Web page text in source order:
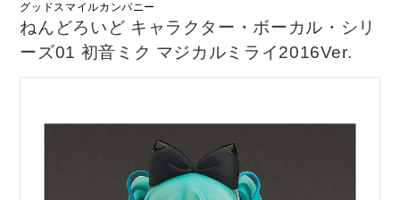
グッドスマイルカンパニー
ねんどろいど キャラクター・ボーカル・シリ
ーズ01 初音ミク マジカルミライ2016Ver.